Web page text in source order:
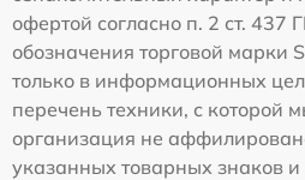
офертой согласно п. 2 ст. 437
обозначения торговой марки
только в информационных
перечень техники, с которой
организация не
указанных товарных знаков и